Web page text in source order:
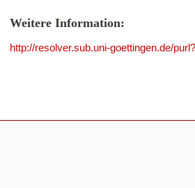
Weitere Information:
http://resolver.sub.uni-goettingen.de/